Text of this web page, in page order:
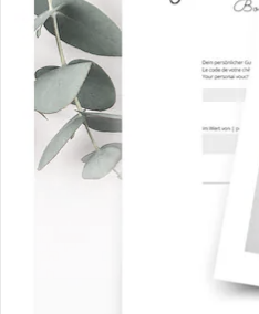
Gutscheine & Aktionen
Kontakt & Service
Filialen & Beratung